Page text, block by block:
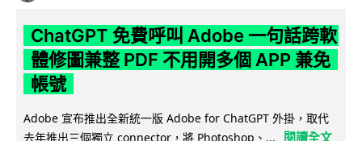
ChatGPT 免費呼叫 Adobe 一句話跨軟
體修圖兼整 PDF 不用開多個 APP 兼免
帳號
Adobe 宣布推出全新統一版 Adobe for ChatGPT 外掛，取代
去年推出三個獨立 connector，將 Photoshop、...
閱讀全文